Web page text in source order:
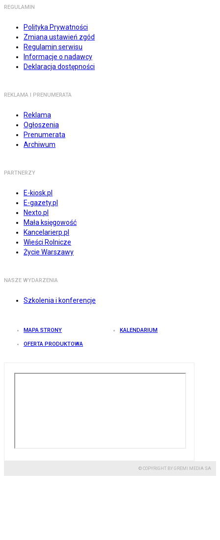
REGULAMIN
Polityka Prywatności
Zmiana ustawień zgód
Regulamin serwisu
Informacje o nadawcy
Deklaracja dostępności
REKLAMA I PRENUMERATA
Reklama
Ogłoszenia
Prenumerata
Archiwum
PARTNERZY
E-kiosk.pl
E-gazety.pl
Nexto.pl
Mała księgowość
Kancelarierp.pl
Wieści Rolnicze
Życie Warszawy
NASZE WYDARZENIA
Szkolenia i konferencje
MAPA STRONY KALENDARIUM
OFERTA PRODUKTOWA
© COPYRIGHT BY GREMI MEDIA SA